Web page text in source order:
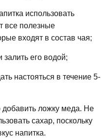
использовать
все полезные
входят в состав чая;
залить его водой;
настояться в течение 5-
ложку меда. Не
сахар, поскольку
напитка.